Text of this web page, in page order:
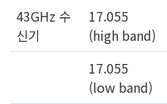
43GHz 수
신기
17.055
(high band)
17.055
(low band)